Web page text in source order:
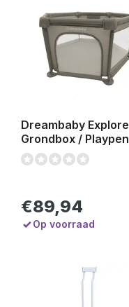
Dreambaby Explore
Grondbox / Playpen
€89,94
Op voorraad